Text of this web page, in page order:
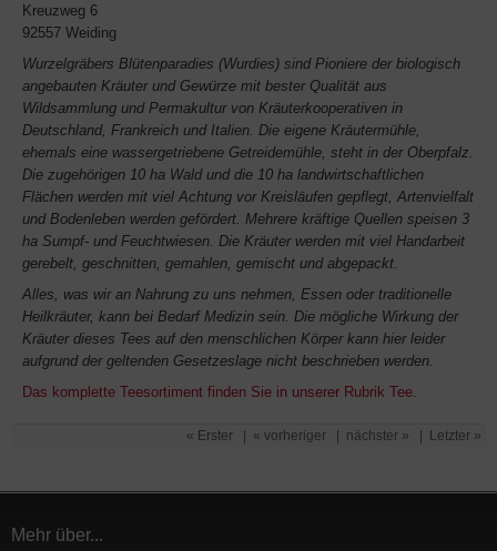
Kreuzweg 6
92557 Weiding
Wurzelgräbers Blütenparadies (Wurdies) sind Pioniere der biologisch
angebauten Kräuter und Gewürze mit bester Qualität aus
Wildsammlung und Permakultur von Kräuterkooperativen in
Deutschland, Frankreich und Italien. Die eigene Kräutermühle,
ehemals eine wassergetriebene Getreidemühle, steht in der Oberpfalz.
Die zugehörigen 10 ha Wald und die 10 ha landwirtschaftlichen
Flächen werden mit viel Achtung vor Kreisläufen gepflegt, Artenvielfalt
und Bodenleben werden gefördert. Mehrere kräftige Quellen speisen 3
ha Sumpf- und Feuchtwiesen. Die Kräuter werden mit viel Handarbeit
gerebelt, geschnitten, gemahlen, gemischt und abgepackt.
Alles, was wir an Nahrung zu uns nehmen, Essen oder traditionelle
Heilkräuter, kann bei Bedarf Medizin sein. Die mögliche Wirkung der
Kräuter dieses Tees auf den menschlichen Körper kann hier leider
aufgrund der geltenden Gesetzeslage nicht beschrieben werden.
Das komplette Teesortiment finden Sie in unserer Rubrik Tee.
« Erster « vorheriger nächster » Letzter »
Mehr über...